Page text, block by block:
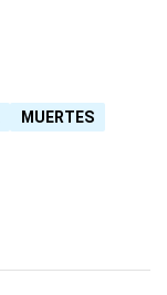
MUERTES